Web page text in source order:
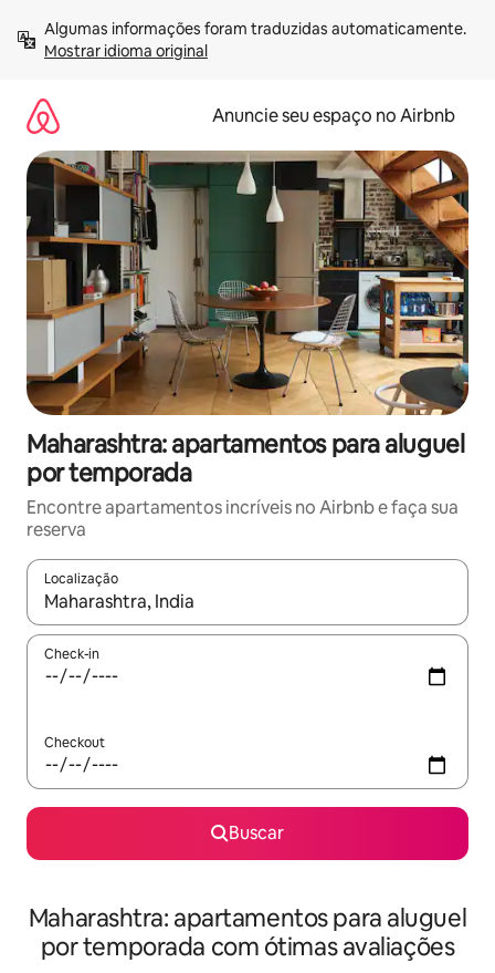
para
Mostrar idioma original
Anuncie seu espaço no Airbnb
Maharashtra: apartamentos para aluguel
por temporada
Encontre apartamentos incríveis no Airbnb e faça sua
reserva
Localização
Quando os resultados estiverem disponíveis, explore-os
Check-in
Checkout
Buscar
Maharashtra: apartamentos para aluguel
por temporada com ótimas avaliações